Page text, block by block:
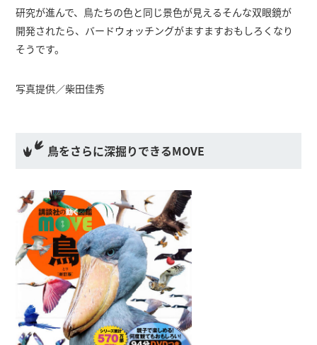
研究が進んで、鳥たちの色と同じ景色が見えるそんな双眼鏡が
開発されたら、バードウォッチングがますますおもしろくなり
そうです。
写真提供／柴田佳秀
鳥をさらに深掘りできるMOVE